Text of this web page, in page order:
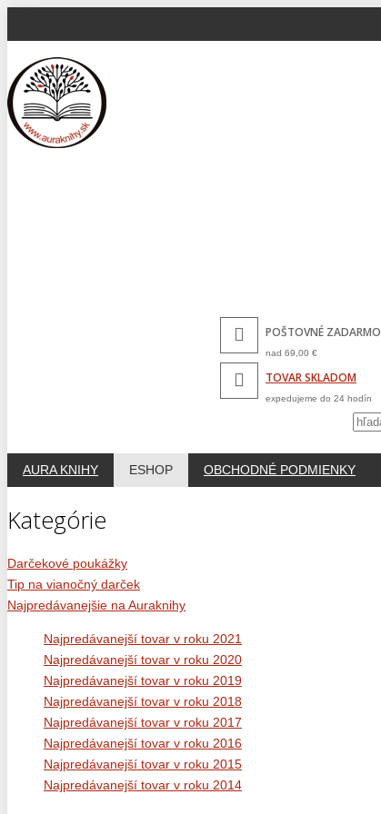
POŠTOVNÉ ZADARMO
nad 69,00 €
TOVAR SKLADOM
expedujeme do 24 hodín
AURA KNIHY ESHOP OBCHODNÉ PODMIENKY
Kategórie
Darčekové poukážky
Tip na vianočný darček
Najpredávanejšie na Auraknihy
Najpredávanejší tovar v roku 2021
Najpredávanejší tovar v roku 2020
Najpredávanejší tovar v roku 2019
Najpredávanejší tovar v roku 2018
Najpredávanejší tovar v roku 2017
Najpredávanejší tovar v roku 2016
Najpredávanejší tovar v roku 2015
Najpredávanejší tovar v roku 2014